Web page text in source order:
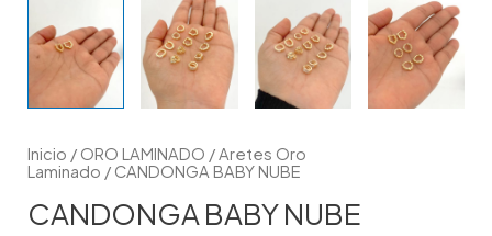
Inicio / ORO LAMINADO /Aretes Oro
Laminado / CANDONGA BABY NUBE
CANDONGA BABY NUBE